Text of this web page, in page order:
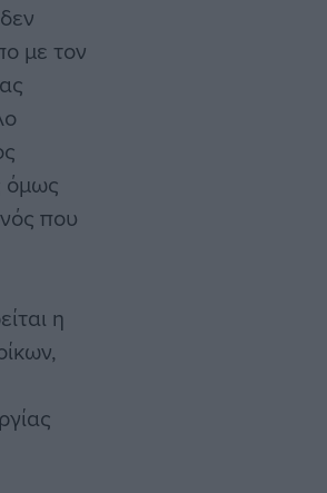
με τον
όμως
που
η